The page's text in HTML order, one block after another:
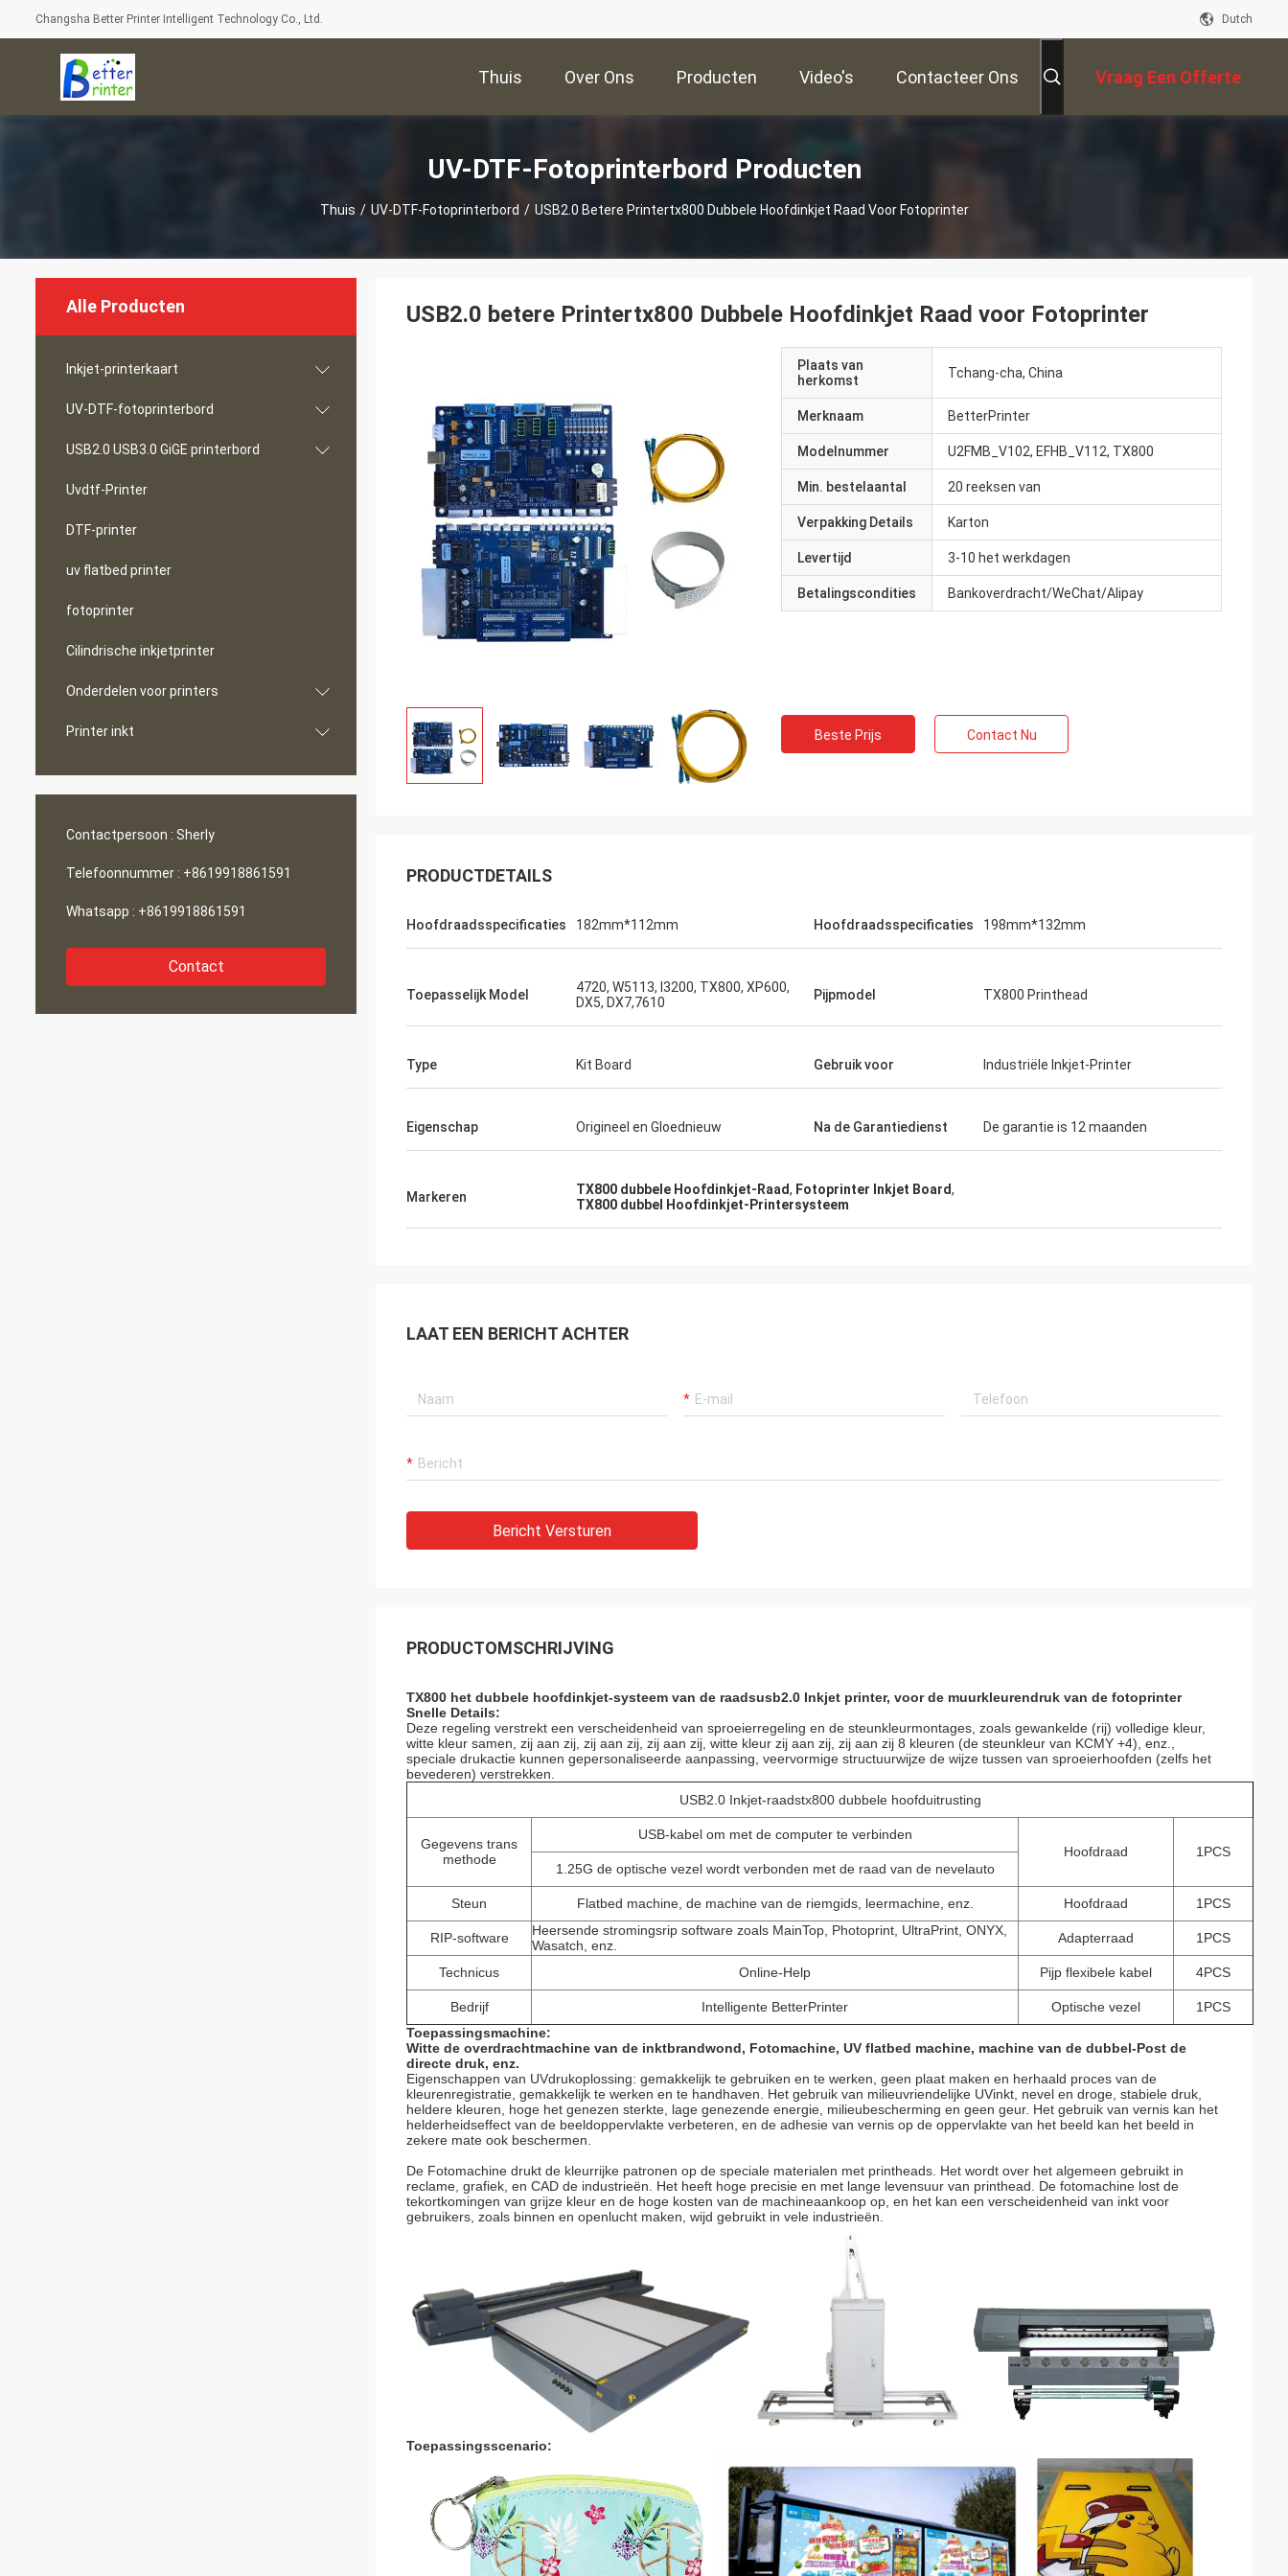
Changsha Better Printer Intelligent Technology Co., Ltd. Dutch
Thuis Over Ons Producten Video's Contacteer Ons Vraag Een Offerte
UV-DTF-Fotoprinterbord Producten
Thuis / UV-DTF-Fotoprinterbord / USB2.0 Betere Printertx800 Dubbele Hoofdinkjet Raad Voor Fotoprinter
Alle Producten
Inkjet-printerkaart
UV-DTF-fotoprinterbord
USB2.0 USB3.0 GiGE printerbord
Uvdtf-Printer
DTF-printer
uv flatbed printer
fotoprinter
Cilindrische inkjetprinter
Onderdelen voor printers
Printer inkt
Contactpersoon : Sherly
Telefoonnummer : +8619918861591
Whatsapp : +8619918861591
Contact
USB2.0 betere Printertx800 Dubbele Hoofdinkjet Raad voor Fotoprinter
Plaats van
herkomst
Tchang-cha, China
Merknaam BetterPrinter
Modelnummer U2FMB_V102, EFHB_V112, TX800
Min. bestelaantal 20 reeksen van
Verpakking Details Karton
Levertijd 3-10 het werkdagen
Betalingscondities Bankoverdracht/WeChat/Alipay
Beste Prijs Contact Nu
PRODUCTDETAILS
Hoofdraadsspecificaties 182mm*112mm Hoofdraadsspecificaties 198mm*132mm
Toepasselijk Model
4720, W5113, I3200, TX800, XP600,
DX5, DX7,7610
Pijpmodel TX800 Printhead
Type Kit Board Gebruik voor Industriële Inkjet-Printer
Eigenschap Origineel en Gloednieuw Na de Garantiedienst De garantie is 12 maanden
Markeren TX800 dubbele Hoofdinkjet-Raad, Fotoprinter Inkjet Board,
TX800 dubbel Hoofdinkjet-Printersysteem
LAAT EEN BERICHT ACHTER
Bericht Versturen
PRODUCTOMSCHRIJVING
TX800 het dubbele hoofdinkjet-systeem van de raadsusb2.0 Inkjet printer, voor de muurkleurendruk van de fotoprinter
Snelle Details:
Deze regeling verstrekt een verscheidenheid van sproeierregeling en de steunkleurmontages, zoals gewankelde (rij) volledige kleur,
witte kleur samen, zij aan zij, zij aan zij, zij aan zij, witte kleur zij aan zij, zij aan zij 8 kleuren (de steunkleur van KCMY +4), enz.,
speciale drukactie kunnen gepersonaliseerde aanpassing, veervormige structuurwijze de wijze tussen van sproeierhoofden (zelfs het
bevederen) verstrekken.
USB2.0 Inkjet-raadstx800 dubbele hoofduitrusting
Gegevens trans
methode
USB-kabel om met de computer te verbinden
Hoofdraad
1PCS
1.25G de optische vezel wordt verbonden met de raad van de nevelauto
Steun Flatbed machine, de machine van de riemgids, leermachine, enz. Hoofdraad 1PCS
RIP-software
Heersende stromingsrip software zoals MainTop, Photoprint, UltraPrint, ONYX,
Wasatch, enz.
Adapterraad 1PCS
Technicus Online-Help Pijp flexibele kabel 4PCS
Bedrijf Intelligente BetterPrinter Optische vezel
1PCS
Toepassingsmachine:
Witte de overdrachtmachine van de inktbrandwond, Fotomachine, UV flatbed machine, machine van de dubbel-Post de
directe druk, enz.
Eigenschappen van UVdrukoplossing: gemakkelijk te gebruiken en te werken, geen plaat maken en herhaald proces van de
kleurenregistratie, gemakkelijk te werken en te handhaven. Het gebruik van milieuvriendelijke UVinkt, nevel en droge, stabiele druk,
heldere kleuren, hoge het genezen sterkte, lage genezende energie, milieubescherming en geen geur. Het gebruik van vernis kan het
helderheidseffect van de beeldoppervlakte verbeteren, en de adhesie van vernis op de oppervlakte van het beeld kan het beeld in
zekere mate ook beschermen.
De Fotomachine drukt de kleurrijke patronen op de speciale materialen met printheads. Het wordt over het algemeen gebruikt in
reclame, grafiek, en CAD de industrieën. Het heeft hoge precisie en met lange levensuur van printhead. De fotomachine lost de
tekortkomingen van grijze kleur en de hoge kosten van de machineaankoop op, en het kan een verscheidenheid van inkt voor
gebruikers, zoals binnen en openlucht maken, wijd gebruikt in vele industrieën.
Toepassingsscenario: